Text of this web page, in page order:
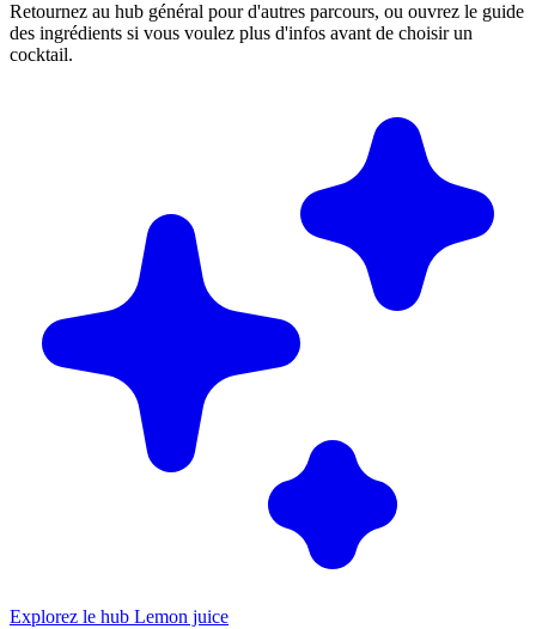
Retournez au hub général pour d'autres parcours, ou ouvrez le guide
des ingrédients si vous voulez plus d'infos avant de choisir un
cocktail.
Explorez le hub Lemon juice